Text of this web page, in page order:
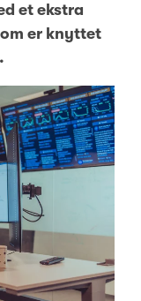
et ekstra
er knyttet